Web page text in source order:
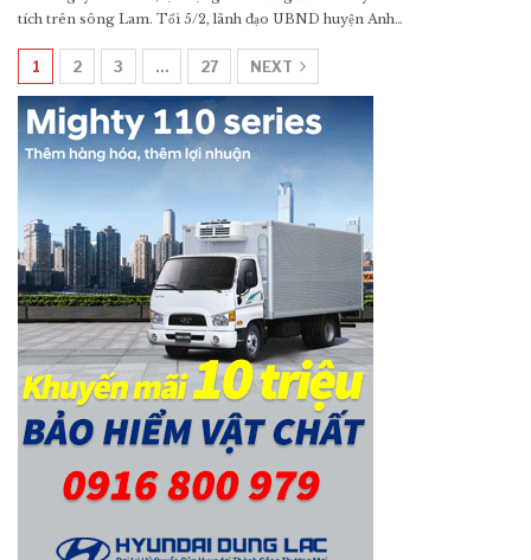
tích trên sông Lam. Tối 5/2, lãnh đạo UBND huyện Anh…
1 2 3 … 27 NEXT